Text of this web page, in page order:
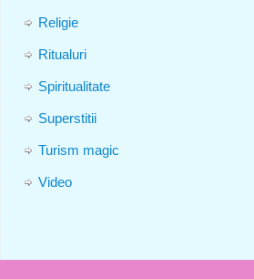
Religie
Ritualuri
Spiritualitate
Superstitii
Turism magic
Video